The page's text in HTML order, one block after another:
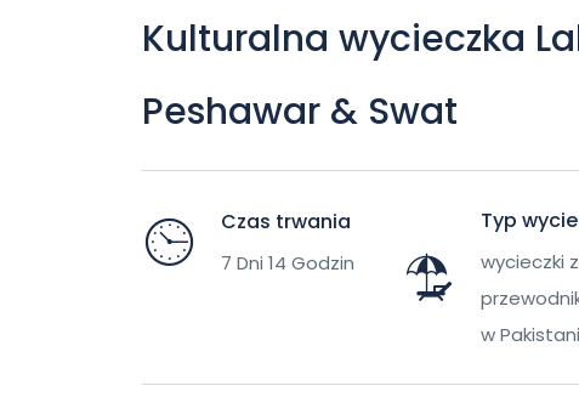
Kulturalna wycieczka
Peshawar & Swat
Czas trwania
7 Dni 14 Godzin
Typ
wycieczki z
w